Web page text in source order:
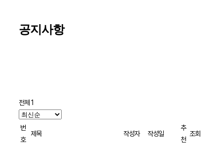
공지사항
전체 1
번
호
제목 작성자 작성일
추
천
조회